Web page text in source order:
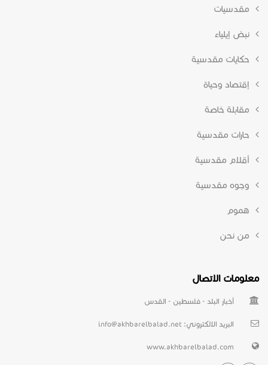
مقدسيات
نبض إيلياء
حكايات مقدسية
إقتصاد وحياة
مقابلة خاصة
حارات مقدسية
أقلام مقدسية
وجوه مقدسية
هموم
من نحن
معلومات الاتصال
أخبار البلد - فلسطين - القدس
البريد الالكتروني: info@akhbarelbalad.net
www.akhbarelbalad.com